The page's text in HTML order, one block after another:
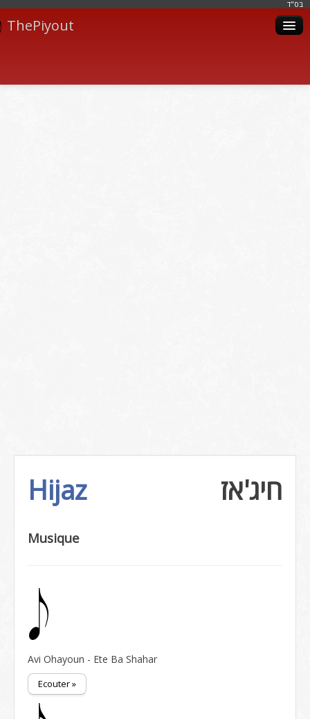
בּס"ד
ThePiyout
Hijaz חיג'אז
Musique
Avi Ohayoun - Ete Ba Shahar
Ecouter »